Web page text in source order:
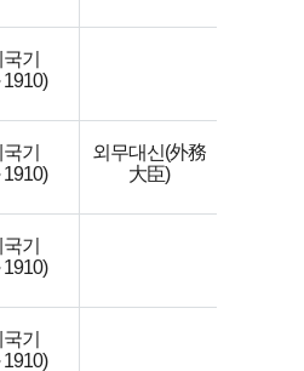
기
기
외무대신(外務
大臣)
기
기